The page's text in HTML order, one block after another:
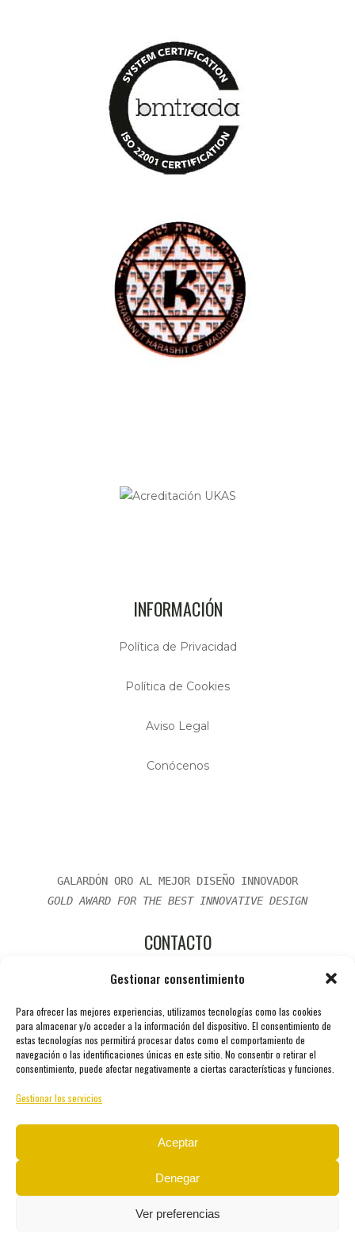
Gestionar consentimiento
Para ofrecer las mejores experiencias, utilizamos tecnologías como las cookies
para almacenar y/o acceder a la información del dispositivo. El consentimiento de
estas tecnologías nos permitirá procesar datos como el comportamiento de
navegación o las identificaciones únicas en este sitio. No consentir o retirar el
consentimiento, puede afectar negativamente a ciertas características y funciones.
Gestionar los servicios
Aceptar
Denegar
Ver preferencias
INFORMACIÓN
Política de Privacidad
Política de Cookies
Aviso Legal
Conócenos
GALARDÓN ORO AL MEJOR DISEÑO INNOVADOR
GOLD AWARD FOR THE BEST INNOVATIVE DESIGN
CONTACTO
Ctra. Consolación, s/n. 23260 Castellar (Jaén) ESPAÑA.
-Teléfono: 0034 911 726 528
-Fax: 0034 911 198 619
-email: oro@aceitesunicos.com